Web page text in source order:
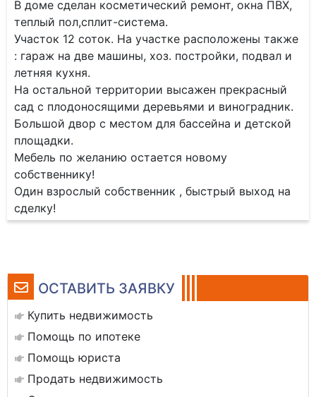
ОСТАВИТЬ ЗАЯВКУ
Купить недвижимость
Помощь по ипотеке
Помощь юриста
Продать недвижимость
В доме сделан косметический ремонт, окна ПВХ,
теплый пол,сплит-система.
Участок 12 соток. На участке расположены также
: гараж на две машины, хоз. постройки, подвал и
летняя кухня.
На остальной территории высажен прекрасный
сад с плодоносящими деревьями и виноградник.
Большой двор с местом для бассейна и детской
площадки.
Мебель по желанию остается новому
собственнику!
Один взрослый собственник , быстрый выход на
сделку!